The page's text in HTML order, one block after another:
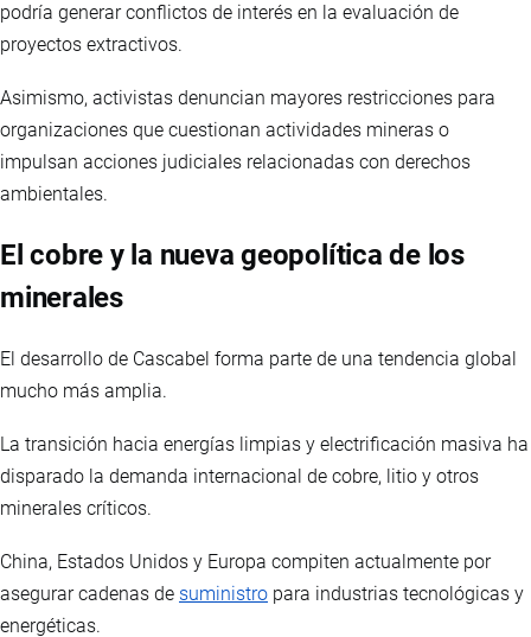
podría generar conflictos de interés en la evaluación de
proyectos extractivos.
Asimismo, activistas denuncian mayores restricciones para
organizaciones que cuestionan actividades mineras o
impulsan acciones judiciales relacionadas con derechos
ambientales.
El cobre y la nueva geopolítica de los
minerales
El desarrollo de Cascabel forma parte de una tendencia global
mucho más amplia.
La transición hacia energías limpias y electrificación masiva ha
disparado la demanda internacional de cobre, litio y otros
minerales críticos.
China, Estados Unidos y Europa compiten actualmente por
asegurar cadenas de suministro para industrias tecnológicas y
energéticas.